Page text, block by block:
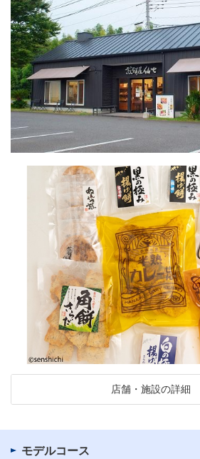
店舗・施設の詳細
モデルコース